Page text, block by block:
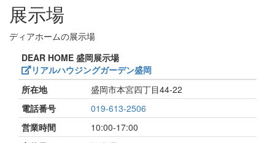
展示場
ディアホームの展示場
DEAR HOME 盛岡展示場
リアルハウジングガーデン盛岡
所在地
盛岡市本宮四丁目44-22
電話番号
019-613-2506
営業時間
10:00-17:00